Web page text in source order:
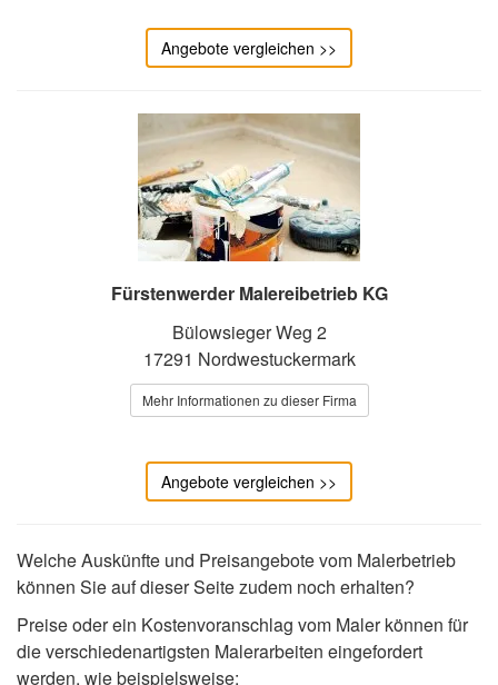
Angebote vergleichen >>
Fürstenwerder Malereibetrieb KG
Bülowsieger Weg 2
17291 Nordwestuckermark
Mehr Informationen zu dieser Firma
Angebote vergleichen >>
Welche Auskünfte und Preisangebote vom Malerbetrieb
können Sie auf dieser Seite zudem noch erhalten?
Preise oder ein Kostenvoranschlag vom Maler können für
die verschiedenartigsten Malerarbeiten eingefordert
werden, wie beispielsweise: